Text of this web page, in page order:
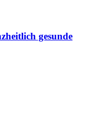
gesunde